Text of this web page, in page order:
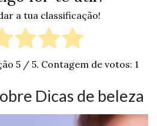
a tua classificação!
5/ 5. Contagem de votos: 1
Dicas de beleza